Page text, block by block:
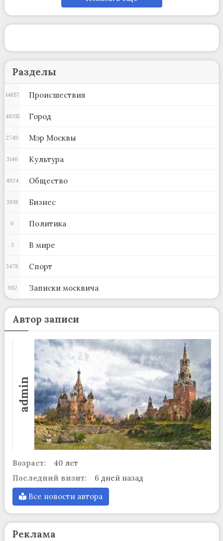
Разделы
Происшествия
14857
Город
48315
Мэр Москвы
2749
Культура
3140
Общество
4924
Бизнес
3818
Политика
0
В мире
3
Спорт
3478
Записки москвича
982
Автор записи
admin
Возраст:
40 лет
Последний визит:
6 дней назад
Все новости автора
Реклама